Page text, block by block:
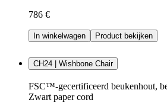
786 €
In winkelwagen Product bekijken
CH24 | Wishbone Chair
FSC™-gecertificeerd beukenhout,
Zwart paper cord